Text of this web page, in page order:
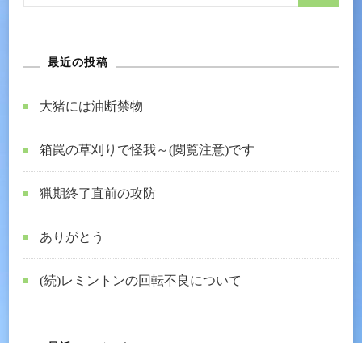
最近の投稿
大猪には油断禁物
箱罠の草刈りで怪我～(閲覧注意)です
猟期終了直前の攻防
ありがとう
(続)レミントンの回転不良について